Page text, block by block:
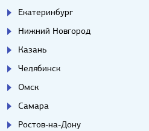
Екатеринбург
Нижний Новгород
Казань
Челябинск
Омск
Самара
Ростов-на-Дону